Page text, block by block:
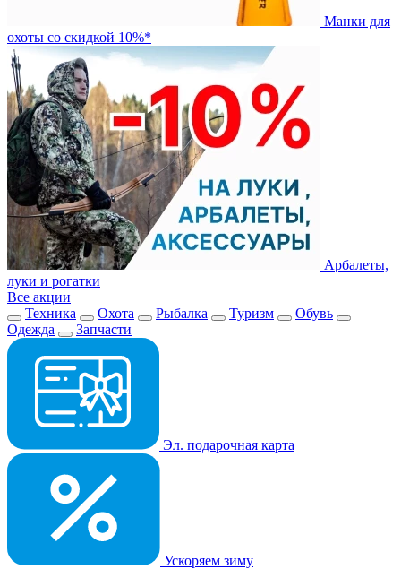
Манки для
охоты со скидкой 10%*
Арбалеты,
луки и рогатки
Все акции
Техника
Охота Рыбалка Туризм
Обувь
Одежда
Запчасти
Эл. подарочная карта
Ускоряем зиму